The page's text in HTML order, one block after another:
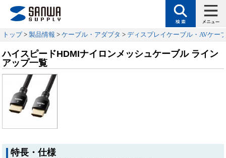
トップ > 製品情報 > ケーブル・アダプタ > ディスプレイケーブル・AVケー
ハイスピードHDMIナイロンメッシュケーブル ライン
アップ一覧
特長・仕様